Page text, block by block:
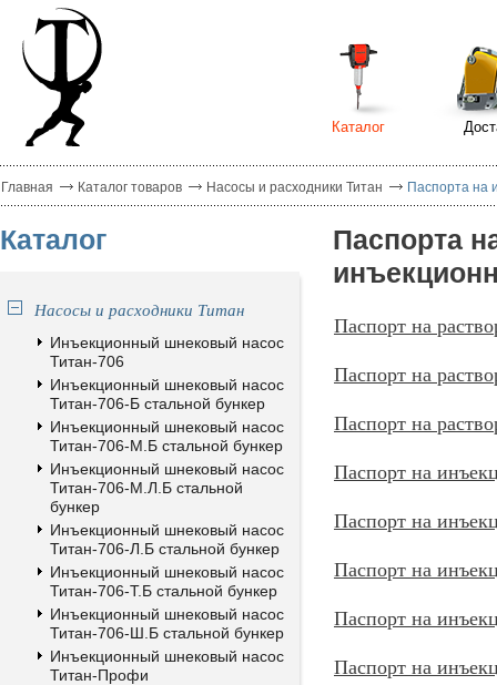
Каталог
Главная Каталог товаров Насосы и расходники Титан Паспорта на
Каталог
Насосы и расходники Титан
Инъекционный шнековый насос
Титан-706
Инъекционный шнековый насос
Титан-706-Б стальной бункер
Инъекционный шнековый насос
Титан-706-М.Б стальной бункер
Инъекционный шнековый насос
Титан-706-М.Л.Б стальной
бункер
Инъекционный шнековый насос
Титан-706-Л.Б стальной бункер
Инъекционный шнековый насос
Титан-706-Т.Б стальной бункер
Инъекционный шнековый насос
Титан-706-Ш.Б стальной бункер
Инъекционный шнековый насос
Титан-Профи
Паспорта
Паспорт на
Паспорт на
Паспорт на
Паспорт на
Паспорт на
Паспорт на
Паспорт на
Паспорт на